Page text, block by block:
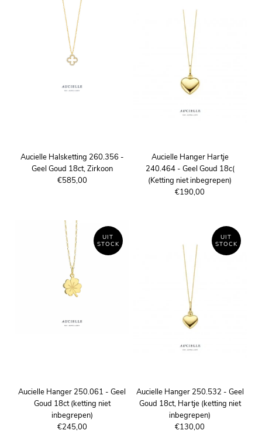
Aucielle Halsketting 260.356 -
Geel Goud 18ct, Zirkoon
€585,00
Aucielle Hanger Hartje
240.464 - Geel Goud 18c(
(Ketting niet inbegrepen)
€190,00
UIT
STOCK
Aucielle Hanger 250.061 - Geel
Goud 18ct (ketting niet
inbegrepen)
€245,00
UIT
STOCK
Aucielle Hanger 250.532 - Geel
Goud 18ct, Hartje (ketting niet
inbegrepen)
€130,00